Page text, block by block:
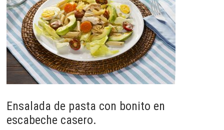
Ensalada de pasta con bonito en
escabeche casero.